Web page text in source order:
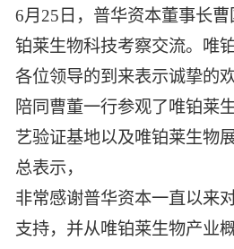
6月25日，普华资本董事长
铂莱生物科技考察交流。唯
各位领导的到来表示诚挚的欢
陪同曹董一行参观了唯铂莱
艺验证基地以及唯铂莱生物
总表示，
非常感谢普华资本一直以来
支持，并从唯铂莱生物产业